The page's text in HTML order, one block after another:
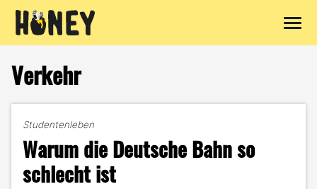
Inhalt
springen
Verkehr
Studentenleben
Warum die Deutsche Bahn so
schlecht ist